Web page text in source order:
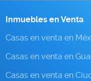
Inmuebles en Venta
Casas en venta en
Casas en venta en
Casas en venta en